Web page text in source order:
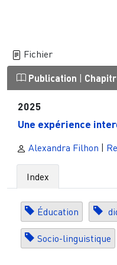
Fichier
Publication |
2025
Une expérience
Alexandra Filhon |
Index
Éducation
Socio-linguistique